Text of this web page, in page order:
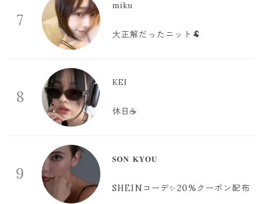
7
miku
大正解だったニット🐏
8
KEI
休日☕️
9
𝐒𝐎𝐍 𝐊𝐘𝐎𝐔
SHEINコーデ✨20%クーポン配布